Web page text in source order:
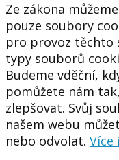
Ze zákona
pouze soubory
pro provoz těchto
typy souborů
Budeme vděční,
pomůžete nám
zlepšovat. Svůj
našem webu
nebo odvolat. Více